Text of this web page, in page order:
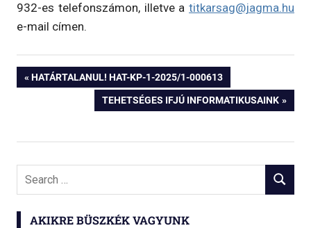
932-es telefonszámon, illetve a titkarsag@jagma.hu
e-mail címen.
Bejegyzés
navigáció
PREVIOUS
HATÁRTALANUL! HAT-KP-1-2025/1-000613
NEXT
POST:
TEHETSÉGES IFJÚ INFORMATIKUSAINK
Search
SEARCH
AKIKRE BÜSZKÉK VAGYUNK